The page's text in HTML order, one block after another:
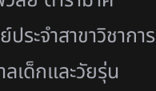
ประจำสาขาวิชาการ
เด็กและวัยรุ่น